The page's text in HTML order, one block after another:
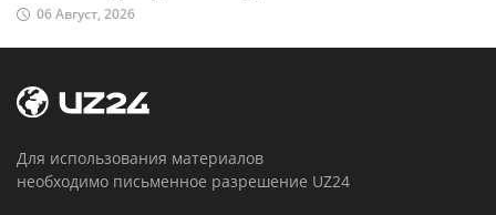
06 Август, 2026
Для использования материалов
необходимо письменное разрешение UZ24